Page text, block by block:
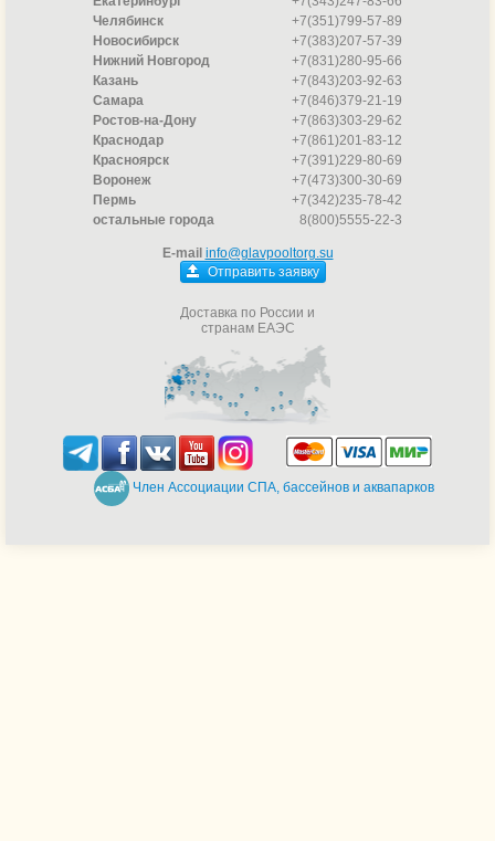
Челябинск
+7(351)799-57-89
Новосибирск
+7(383)207-57-39
Нижний Новгород
+7(831)280-95-66
Казань
+7(843)203-92-63
Самара
+7(846)379-21-19
Ростов-на-Дону
+7(863)303-29-62
Краснодар
+7(861)201-83-12
Красноярск
+7(391)229-80-69
Воронеж
+7(473)300-30-69
Пермь
+7(342)235-78-42
остальные города
8(800)5555-22-3
E-mail info@glavpooltorg.su
Отправить заявку
Доставка по России и
странам ЕАЭС
Член Ассоциации СПА, бассейнов и аквапарков